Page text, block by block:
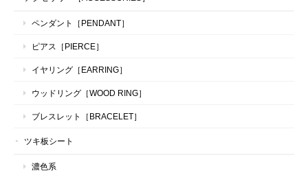
ペンダント［PENDANT］
ピアス［PIERCE］
イヤリング［EARRING］
ウッドリング［WOOD RING］
ブレスレット［BRACELET］
ツキ板シート
濃色系